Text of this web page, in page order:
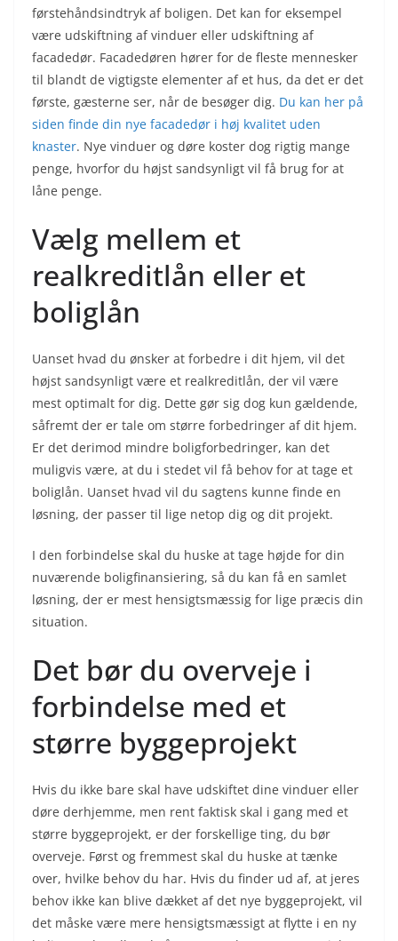
førstehåndsindtryk af boligen. Det kan for eksempel
være udskiftning af vinduer eller udskiftning af
facadedør. Facadedøren hører for de fleste mennesker
til blandt de vigtigste elementer af et hus, da det er det
første, gæsterne ser, når de besøger dig. Du kan her på
siden finde din nye facadedør i høj kvalitet uden
knaster. Nye vinduer og døre koster dog rigtig mange
penge, hvorfor du højst sandsynligt vil få brug for at
låne penge.
Vælg mellem et
realkreditlån eller et
boliglån
Uanset hvad du ønsker at forbedre i dit hjem, vil det
højst sandsynligt være et realkreditlån, der vil være
mest optimalt for dig. Dette gør sig dog kun gældende,
såfremt der er tale om større forbedringer af dit hjem.
Er det derimod mindre boligforbedringer, kan det
muligvis være, at du i stedet vil få behov for at tage et
boliglån. Uanset hvad vil du sagtens kunne finde en
løsning, der passer til lige netop dig og dit projekt.
I den forbindelse skal du huske at tage højde for din
nuværende boligfinansiering, så du kan få en samlet
løsning, der er mest hensigtsmæssig for lige præcis din
situation.
Det bør du overveje i
forbindelse med et
større byggeprojekt
Hvis du ikke bare skal have udskiftet dine vinduer eller
døre derhjemme, men rent faktisk skal i gang med et
større byggeprojekt, er der forskellige ting, du bør
overveje. Først og fremmest skal du huske at tænke
over, hvilke behov du har. Hvis du finder ud af, at jeres
behov ikke kan blive dækket af det nye byggeprojekt, vil
det måske være mere hensigtsmæssigt at flytte i en ny